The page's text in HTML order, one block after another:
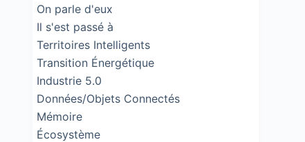
On parle d'eux
Il s'est passé à
Territoires Intelligents
Transition Énergétique
Industrie 5.0
Données/Objets Connectés
Mémoire
Écosystème